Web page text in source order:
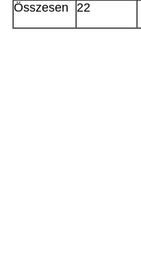
Összesen 22